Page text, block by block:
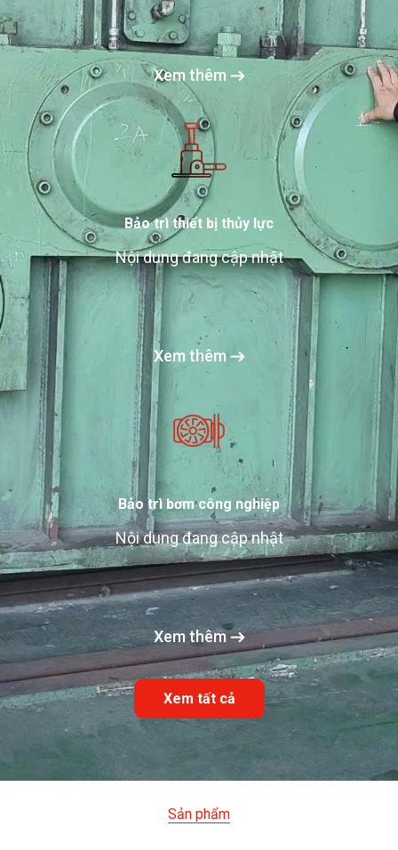
Xem thêm
Bảo trì thiết bị thủy lực
Nội dung đang cập nhật
Xem thêm
Bảo trì bơm công nghiệp
Nội dung đang cập nhật
Xem thêm
Xem tất cả
Sản phẩm